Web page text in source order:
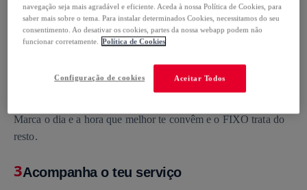
1Serviço personalizado
Responde ao questionário e personaliza o serviço às tuas
Escolher o dia e a hora (e relaxar)
Marca o dia e a hora que melhor te convêm e o FIXO trata do
resto.
3Acompanha o teu serviço
navegação seja mais agradável e eficiente. Aceda à nossa Política de Cookies, para
saber mais sobre o tema. Para instalar determinados Cookies, necessitamos do seu
consentimento. Ao desativar os cookies, partes da nossa webapp podem não
funcionar corretamente. Política de Cookies
Aceitar Todos
Configuração de cookies